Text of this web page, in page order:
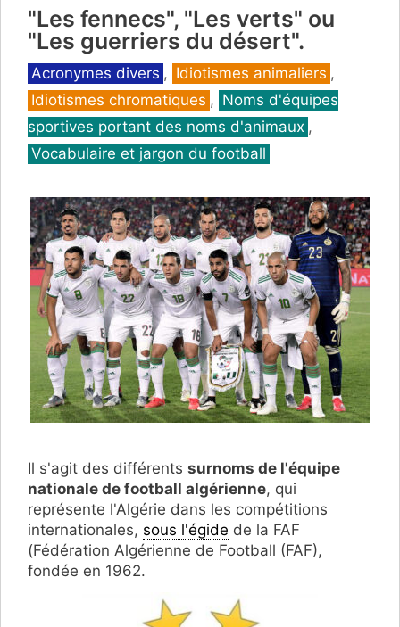
"Les fennecs", "Les verts" ou
"Les guerriers du désert".
Catégories
Acronymes divers , Idiotismes animaliers ,
Idiotismes chromatiques , Noms d'équipes
sportives portant des noms d'animaux ,
Vocabulaire et jargon du football
Il s'agit des différents surnoms de l'équipe
nationale de football algérienne, qui
représente l'Algérie dans les compétitions
internationales, sous l'égide de la FAF
(Fédération Algérienne de Football (FAF),
fondée en 1962.